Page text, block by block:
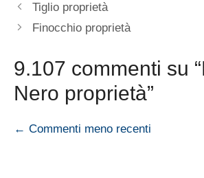
Tiglio proprietà
Finocchio proprietà
9.107 commenti su
Nero proprietà”
Navigazione
← Commenti meno recenti